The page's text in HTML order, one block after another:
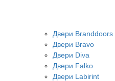
Двери Branddoors
Двери Bravo
Двери Diva
Двери Falko
Двери Labirint